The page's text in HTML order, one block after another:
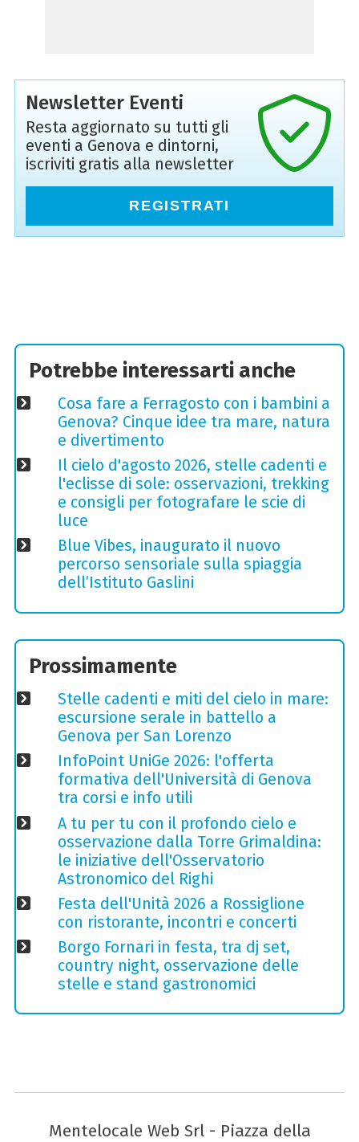
Newsletter Eventi
Resta aggiornato su tutti gli
eventi a Genova e dintorni,
iscriviti gratis alla newsletter
REGISTRATI
Potrebbe interessarti anche
Cosa fare a Ferragosto con i bambini a
Genova? Cinque idee tra mare, natura
e divertimento
Il cielo d'agosto 2026, stelle cadenti e
l'eclisse di sole: osservazioni, trekking
e consigli per fotografare le scie di
luce
Blue Vibes, inaugurato il nuovo
percorso sensoriale sulla spiaggia
dell’Istituto Gaslini
Prossimamente
Stelle cadenti e miti del cielo in mare:
escursione serale in battello a
Genova per San Lorenzo
InfoPoint UniGe 2026: l'offerta
formativa dell'Università di Genova
tra corsi e info utili
A tu per tu con il profondo cielo e
osservazione dalla Torre Grimaldina:
le iniziative dell'Osservatorio
Astronomico del Righi
Festa dell'Unità 2026 a Rossiglione
con ristorante, incontri e concerti
Borgo Fornari in festa, tra dj set,
country night, osservazione delle
stelle e stand gastronomici
Mentelocale Web Srl - Piazza della